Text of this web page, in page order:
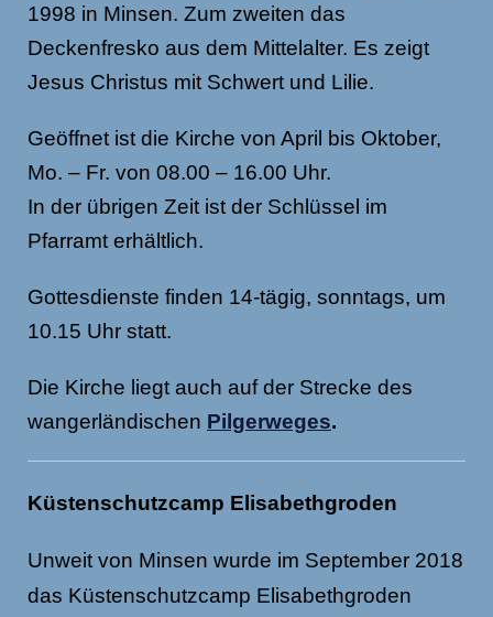
1998 in Minsen. Zum zweiten das
Deckenfresko aus dem Mittelalter. Es zeigt
Jesus Christus mit Schwert und Lilie.
Geöffnet ist die Kirche von April bis Oktober,
Mo. – Fr. von 08.00 – 16.00 Uhr.
In der übrigen Zeit ist der Schlüssel im
Pfarramt erhältlich.
Gottesdienste finden 14-tägig, sonntags, um
10.15 Uhr statt.
Die Kirche liegt auch auf der Strecke des
wangerländischen Pilgerweges.
Küstenschutzcamp Elisabethgroden
Unweit von Minsen wurde im September 2018
das Küstenschutzcamp Elisabethgroden